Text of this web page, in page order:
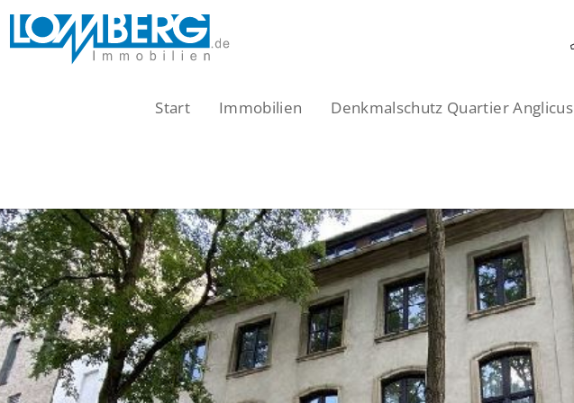
Zum
Inhalt
Start Immobilien Denkmalschutz Quartier Anglicus